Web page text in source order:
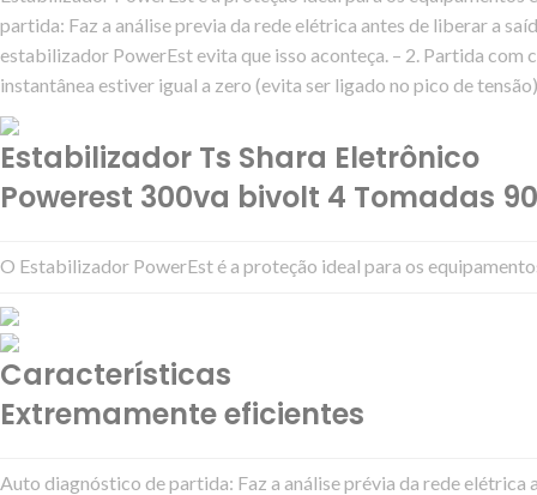
partida: Faz a análise previa da rede elétrica antes de liberar a
estabilizador PowerEst evita que isso aconteça. – 2. Partida
instantânea estiver igual a zero (evita ser ligado no pico de
Estabilizador Ts Shara Eletrônico
Powerest 300va bivolt 4 Tomadas
O Estabilizador PowerEst é a proteção ideal para os
Características
Extremamente eficientes
Auto diagnóstico de partida: Faz a análise prévia da rede elétrica